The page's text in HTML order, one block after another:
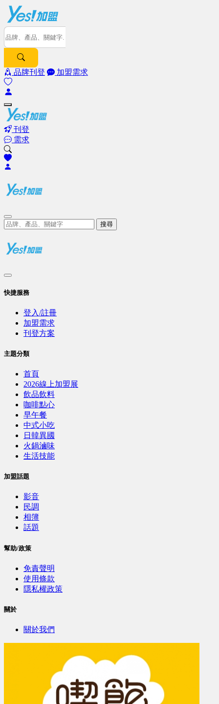
品牌刊登 加盟需求
刊登
需求
搜尋
快捷服務
登入/註冊
加盟需求
刊登方案
主題分類
首頁
2026線上加盟展
飲品飲料
咖啡點心
早午餐
中式小吃
日韓異國
火鍋滷味
生活技能
加盟話題
影音
民調
相簿
話題
幫助/政策
免責聲明
使用條款
隱私權政策
關於
關於我們